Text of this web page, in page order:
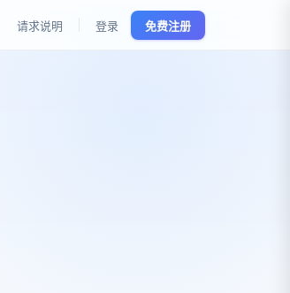
请求说明 登录 免费注册